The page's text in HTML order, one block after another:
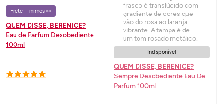
Frete + mimos 👀
QUEM DISSE, BERENICE?
Eau de Parfum Desobediente
100ml
Indisponível
QUEM DISSE, BERENICE?
Sempre Desobediente Eau De
Parfum100ml